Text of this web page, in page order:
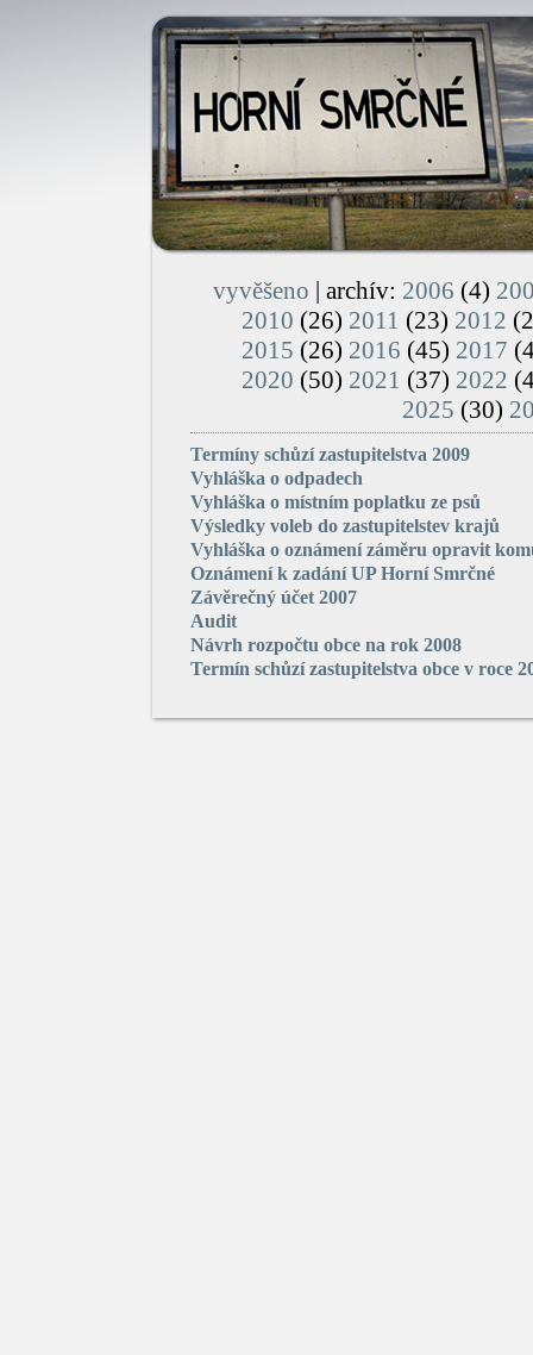
vyvěšeno | archív: 2006 (4)
2010 (26) 2011 (23) 2012
2015 (26) 2016 (45) 2017
2020 (50) 2021 (37) 2022
2025 (30)
Termíny schůzí zastupitelstva 2009
Vyhláška o odpadech
Vyhláška o místním poplatku ze psů
Výsledky voleb do zastupitelstev krajů
Vyhláška o oznámení záměru opravit
Oznámení k zadání UP Horní Smrčné
Závěrečný účet 2007
Audit
Návrh rozpočtu obce na rok 2008
Termín schůzí zastupitelstva obce v roce